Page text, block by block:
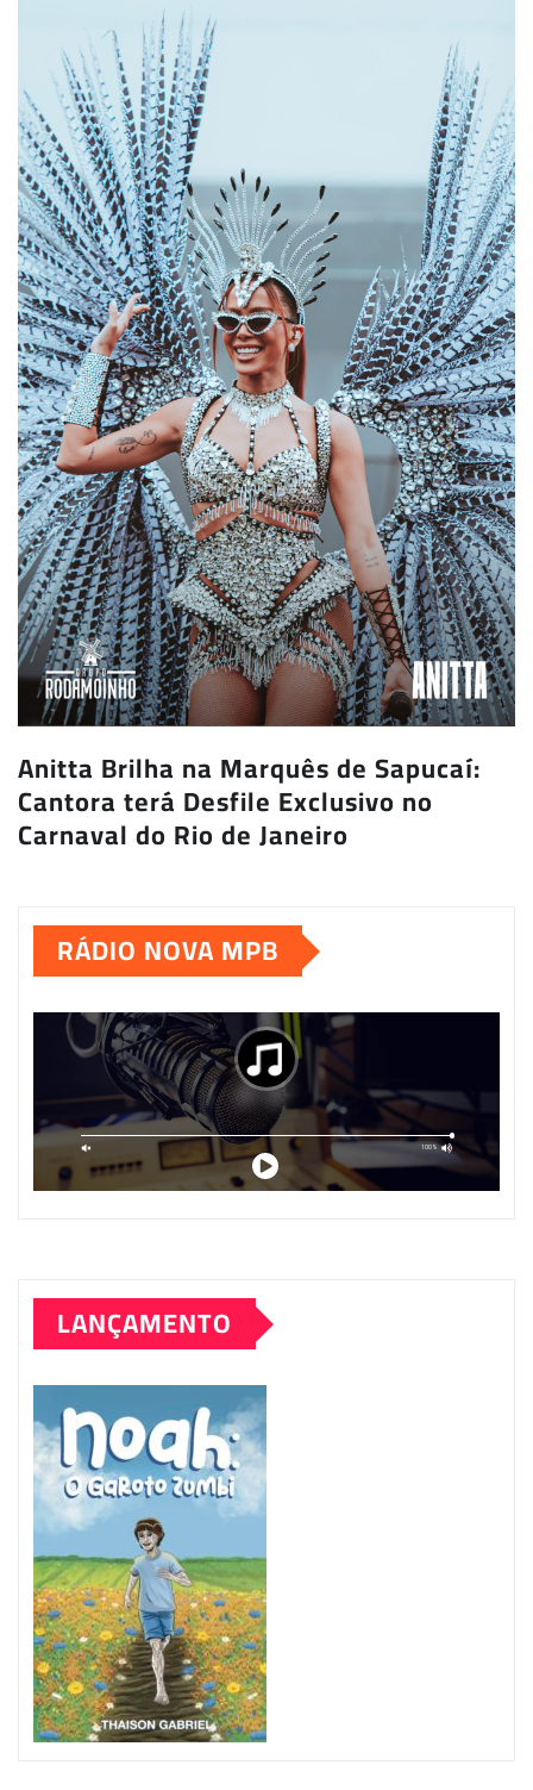
Anitta Brilha na Marquês de Sapucaí:
Cantora terá Desfile Exclusivo no
Carnaval do Rio de Janeiro
RÁDIO NOVA MPB
LANÇAMENTO